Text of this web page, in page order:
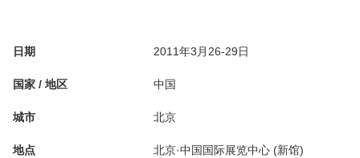
日期 2011年3月26-29日
国家 / 地区 中国
城市 北京
地点 北京·中国国际展览中心 (新馆)